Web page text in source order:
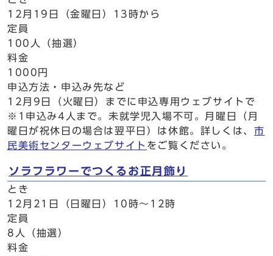
12月19日（金曜日）13時から
定員
100人（抽選）
料金
1000円
申込方法・申込み先など
12月9日（火曜日）までに申込専用ウェブサイトで
※1申込み4人まで。未就学児入場不可。月曜日（月
曜日が祝休日の場合は翌平日）は休館。詳しくは、 市
民美術センターウェブサイト をご覧ください。
ソラフラワーでつくるお正月飾り
とき
12月21日（日曜日）10時～12時
定員
8人（抽選）
料金